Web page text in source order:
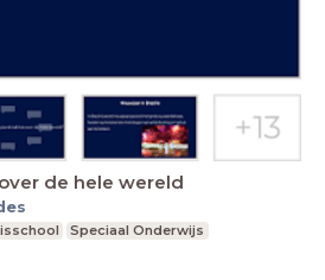
de hele wereld
Speciaal Onderwijs